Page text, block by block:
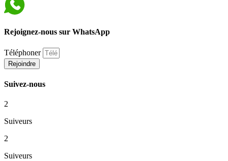
Rejoignez-nous sur WhatsApp
Téléphoner
Rejoindre
Suivez-nous
2
Suiveurs
2
Suiveurs